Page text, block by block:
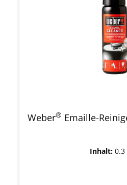
Weber® Emaille-
Inhalt: